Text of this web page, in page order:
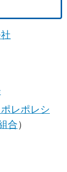
レポレシ
合）